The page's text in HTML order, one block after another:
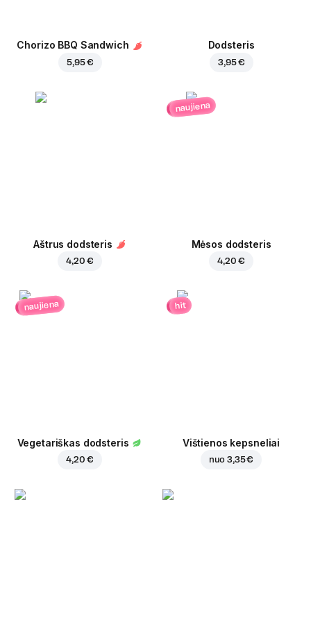
Chorizo BBQ Sandwich
5,95 €
Dodsteris
3,95 €
Aštrus dodsteris
4,20 €
naujiena
Mėsos dodsteris
4,20 €
naujiena
Vegetariškas dodsteris
4,20 €
hit
Vištienos kepsneliai
nuo3,35 €